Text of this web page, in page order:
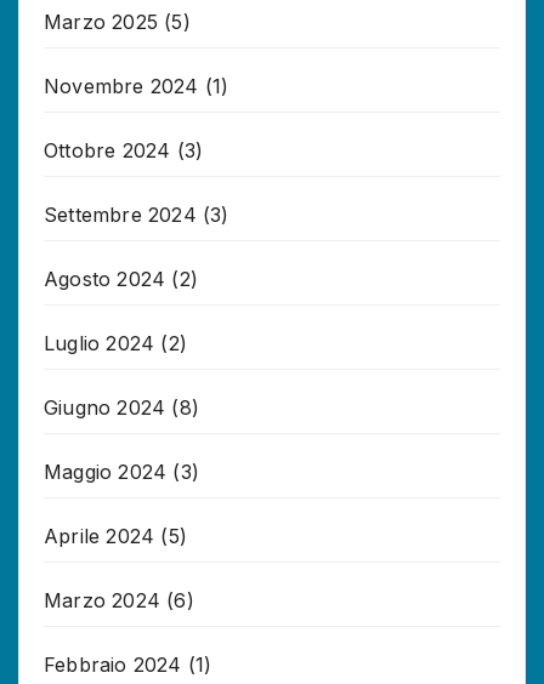
Marzo 2025 (5)
Novembre 2024 (1)
Ottobre 2024 (3)
Settembre 2024 (3)
Agosto 2024 (2)
Luglio 2024 (2)
Giugno 2024 (8)
Maggio 2024 (3)
Aprile 2024 (5)
Marzo 2024 (6)
Febbraio 2024 (1)